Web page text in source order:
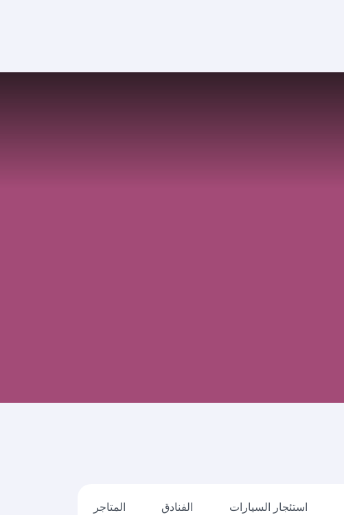
استئجار السيارات الفنادق المتاجر